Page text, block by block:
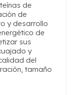
de
de
y desarrollo
de
sus
y
del
tamaño